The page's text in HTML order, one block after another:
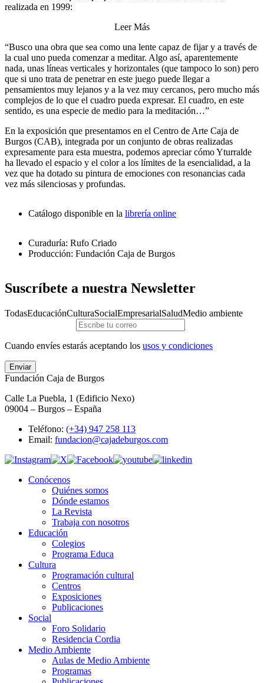
realizada en 1999:
Leer Más
“Busco una obra que sea como una lente capaz de fijar y a través de
la cual uno pueda comenzar a meditar. Algo así, aparentemente
nada, unas líneas verticales y horizontales (que tampoco lo son) pero
que si uno trata de penetrar en este juego puede llegar a
pensamientos muy lejanos y a la vez muy cercanos, pero mucho más
complejos de lo que el cuadro pueda expresar. El cuadro, en este
sentido, es una especie de medio para la meditación…”
En la exposición que presentamos en el Centro de Arte Caja de
Burgos (CAB), integrada por un conjunto de obras realizadas
expresamente para esta muestra, podemos apreciar cómo Yturralde
ha llevado el espacio y el color a los límites de la esencialidad, a la
vez que ha dotado su pintura de emociones con resonancias cada
vez más silenciosas y profundas.
Catálogo disponible en la librería online
Curaduría: Rufo Criado
Producción: Fundación Caja de Burgos
Suscríbete a nuestra Newsletter
TodasEducaciónCulturaSocialEmpresarialSaludMedio ambiente
Cuando envíes estarás aceptando los usos y condiciones
Enviar
Fundación Caja de Burgos
Calle La Puebla, 1 (Edificio Nexo)
09004 – Burgos – España
Teléfono: (+34) 947 258 113
Email: fundacion@cajadeburgos.com
Conócenos
Quiénes somos
Dónde estamos
La Revista
Trabaja con nosotros
Educación
Colegios
Programa Educa
Cultura
Programación cultural
Centros
Exposiciones
Publicaciones
Social
Foro Solidario
Residencia Cordia
Medio Ambiente
Aulas de Medio Ambiente
Programas